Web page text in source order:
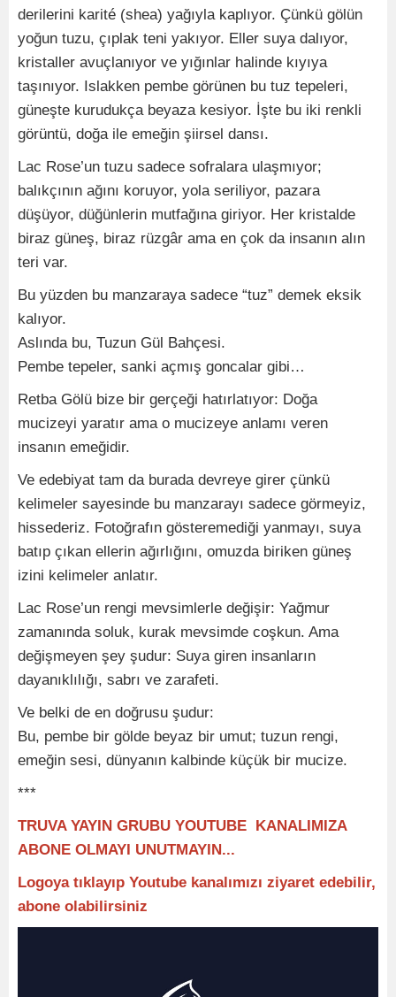
derilerini karité (shea) yağıyla kaplıyor. Çünkü gölün
yoğun tuzu, çıplak teni yakıyor. Eller suya dalıyor,
kristaller avuçlanıyor ve yığınlar halinde kıyıya
taşınıyor. Islakken pembe görünen bu tuz tepeleri,
güneşte kurudukça beyaza kesiyor. İşte bu iki renkli
görüntü, doğa ile emeğin şiirsel dansı.
Lac Rose’un tuzu sadece sofralara ulaşmıyor;
balıkçının ağını koruyor, yola seriliyor, pazara
düşüyor, düğünlerin mutfağına giriyor. Her kristalde
biraz güneş, biraz rüzgâr ama en çok da insanın alın
teri var.
Bu yüzden bu manzaraya sadece “tuz” demek eksik
kalıyor.
Aslında bu, Tuzun Gül Bahçesi.
Pembe tepeler, sanki açmış goncalar gibi…
Retba Gölü bize bir gerçeği hatırlatıyor: Doğa
mucizeyi yaratır ama o mucizeye anlamı veren
insanın emeğidir.
Ve edebiyat tam da burada devreye girer çünkü
kelimeler sayesinde bu manzarayı sadece görmeyiz,
hissederiz. Fotoğrafın gösteremediği yanmayı, suya
batıp çıkan ellerin ağırlığını, omuzda biriken güneş
izini kelimeler anlatır.
Lac Rose’un rengi mevsimlerle değişir: Yağmur
zamanında soluk, kurak mevsimde coşkun. Ama
değişmeyen şey şudur: Suya giren insanların
dayanıklılığı, sabrı ve zarafeti.
Ve belki de en doğrusu şudur:
Bu, pembe bir gölde beyaz bir umut; tuzun rengi,
emeğin sesi, dünyanın kalbinde küçük bir mucize.
***
TRUVA YAYIN GRUBU YOUTUBE KANALIMIZA
ABONE OLMAYI UNUTMAYIN...
Logoya tıklayıp Youtube kanalımızı ziyaret edebilir,
abone olabilirsiniz